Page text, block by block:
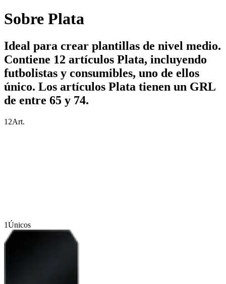
Sobre Plata
Ideal para crear plantillas de nivel medio.
Contiene 12 artículos Plata, incluyendo
futbolistas y consumibles, uno de ellos
único. Los artículos Plata tienen un GRL
de entre 65 y 74.
12Art.
1Únicos